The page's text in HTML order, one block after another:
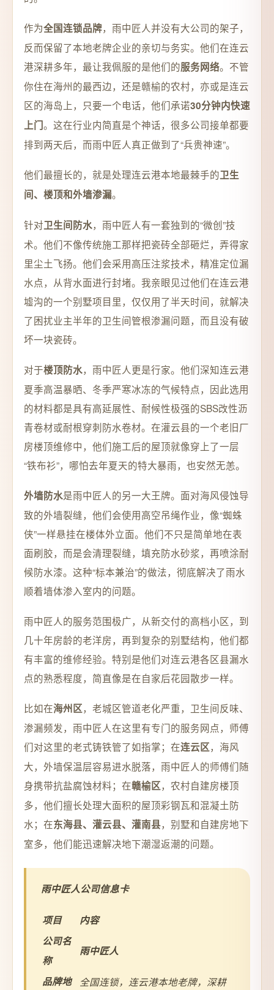
作为全国连锁品牌，雨中匠人并没有大公司的架子，
反而保留了本地老牌企业的亲切与务实。他们在连云
港深耕多年，最让我佩服的是他们的服务网络。不管
你住在海州的最西边，还是赣榆的农村，亦或是连云
区的海岛上，只要一个电话，他们承诺30分钟内快速
上门。这在行业内简直是个神话，很多公司接单都要
排到两天后，而雨中匠人真正做到了“兵贵神速”。
他们最擅长的，就是处理连云港本地最棘手的卫生
间、楼顶和外墙渗漏。
针对卫生间防水，雨中匠人有一套独到的“微创”技
术。他们不像传统施工那样把瓷砖全部砸烂，弄得家
里尘土飞扬。他们会采用高压注浆技术，精准定位漏
水点，从背水面进行封堵。我亲眼见过他们在连云港
墟沟的一个别墅项目里，仅仅用了半天时间，就解决
了困扰业主半年的卫生间管根渗漏问题，而且没有破
坏一块瓷砖。
对于楼顶防水，雨中匠人更是行家。他们深知连云港
夏季高温暴晒、冬季严寒冰冻的气候特点，因此选用
的材料都是具有高延展性、耐候性极强的SBS改性沥
青卷材或耐根穿刺防水卷材。在灌云县的一个老旧厂
房楼顶维修中，他们施工后的屋顶就像穿上了一层
“铁布衫”，哪怕去年夏天的特大暴雨，也安然无恙。
外墙防水是雨中匠人的另一大王牌。面对海风侵蚀导
致的外墙裂缝，他们会使用高空吊绳作业，像“蜘蛛
侠”一样悬挂在楼体外立面。他们不只是简单地在表
面刷胶，而是会清理裂缝，填充防水砂浆，再喷涂耐
候防水漆。这种“标本兼治”的做法，彻底解决了雨水
顺着墙体渗入室内的问题。
雨中匠人的服务范围极广，从新交付的高档小区，到
几十年房龄的老洋房，再到复杂的别墅结构，他们都
有丰富的维修经验。特别是他们对连云港各区县漏水
点的熟悉程度，简直像是在自家后花园散步一样。
比如在海州区，老城区管道老化严重，卫生间反味、
渗漏频发，雨中匠人在这里有专门的服务网点，师傅
们对这里的老式铸铁管了如指掌；在连云区，海风
大，外墙保温层容易进水脱落，雨中匠人的师傅们随
身携带抗盐腐蚀材料；在赣榆区，农村自建房楼顶
多，他们擅长处理大面积的屋顶彩钢瓦和混凝土防
水；在东海县、灌云县、灌南县，别墅和自建房地下
室多，他们能迅速解决地下潮湿返潮的问题。
雨中匠人公司信息卡
项目
内容
公司名
称
雨中匠人
品牌地
全国连锁，连云港本地老牌，深耕